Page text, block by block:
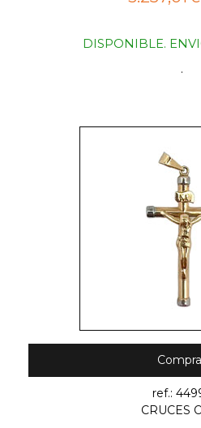
DISPONIBLE.
.
ref.:
CRUCES